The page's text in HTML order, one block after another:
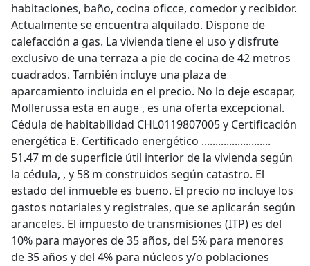
habitaciones, baño, cocina oficce, comedor y recibidor.
Actualmente se encuentra alquilado. Dispone de
calefacción a gas. La vivienda tiene el uso y disfrute
exclusivo de una terraza a pie de cocina de 42 metros
cuadrados. También incluye una plaza de
aparcamiento incluida en el precio. No lo deje escapar,
Mollerussa esta en auge , es una oferta excepcional.
Cédula de habitabilidad CHL0119807005 y Certificación
energética E. Certificado energético .........................
51.47 m de superficie útil interior de la vivienda según
la cédula, , y 58 m construidos según catastro. El
estado del inmueble es bueno. El precio no incluye los
gastos notariales y registrales, que se aplicarán según
aranceles. El impuesto de transmisiones (ITP) es del
10% para mayores de 35 años, del 5% para menores
de 35 años y del 4% para núcleos y/o poblaciones